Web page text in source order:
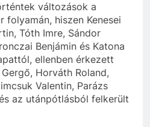
változások a
folyamán, hiszen Kenesei
Tóth Imre, Sándor
Benjámin és Katona
ellenben érkezett
Horváth Roland,
Valentin, Parázs
az utánpótlásból felkerült